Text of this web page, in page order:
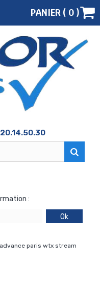
PANIER ( 0 )
:
Ok
advance paris wtx stream